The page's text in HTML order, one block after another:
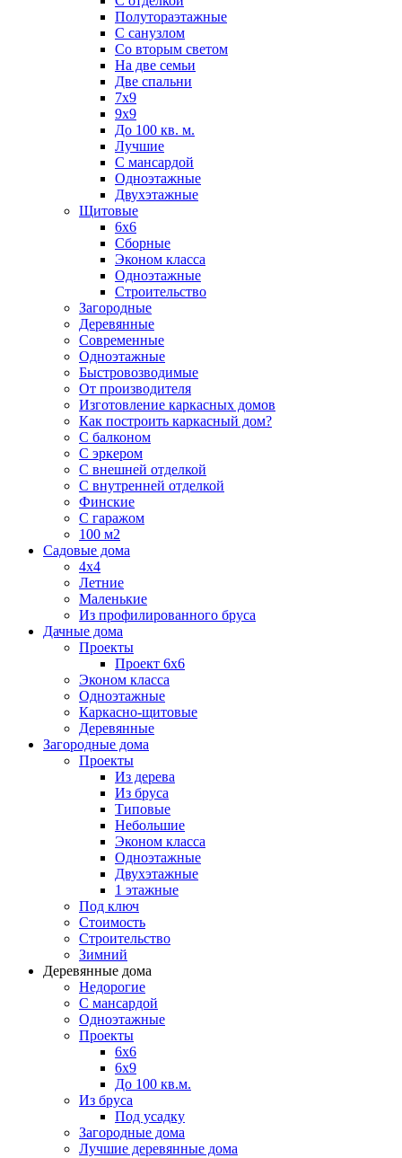
Полутораэтажные
С санузлом
Со вторым светом
На две семьи
Две спальни
7х9
9х9
До 100 кв. м.
Лучшие
С мансардой
Одноэтажные
Двухэтажные
Щитовые
6х6
Сборные
Эконом класса
Одноэтажные
Строительство
Загородные
Деревянные
Современные
Одноэтажные
Быстровозводимые
От производителя
Изготовление каркасных домов
Как построить каркасный дом?
С балконом
С эркером
С внешней отделкой
С внутренней отделкой
Финские
С гаражом
100 м2
Садовые дома
4х4
Летние
Маленькие
Из профилированного бруса
Дачные дома
Проекты
Проект 6х6
Эконом класса
Одноэтажные
Каркасно-щитовые
Деревянные
Загородные дома
Проекты
Из дерева
Из бруса
Типовые
Небольшие
Эконом класса
Одноэтажные
Двухэтажные
1 этажные
Под ключ
Стоимость
Строительство
Зимний
Деревянные дома
Недорогие
С мансардой
Одноэтажные
Проекты
6х6
6х9
До 100 кв.м.
Из бруса
Под усадку
Загородные дома
Лучшие деревянные дома